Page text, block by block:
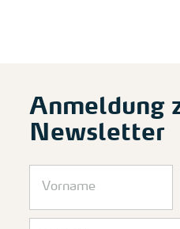
Anmeldung
Newsletter